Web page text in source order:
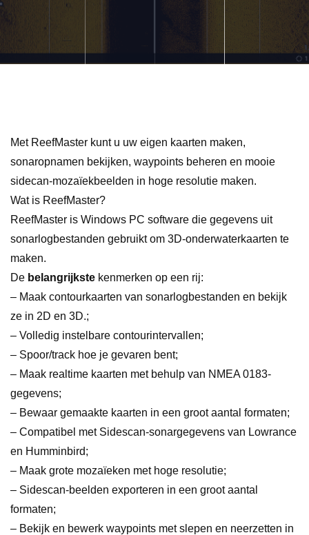
Met ReefMaster kunt u uw eigen kaarten maken,
sonaropnamen bekijken, waypoints beheren en mooie
sidecan-mozaïekbeelden in hoge resolutie maken.
Wat is ReefMaster?
ReefMaster is Windows PC software die gegevens uit
sonarlogbestanden gebruikt om 3D-onderwaterkaarten te
maken.
De belangrijkste kenmerken op een rij:
– Maak contourkaarten van sonarlogbestanden en bekijk
ze in 2D en 3D.;
– Volledig instelbare contourintervallen;
– Spoor/track hoe je gevaren bent;
– Maak realtime kaarten met behulp van NMEA 0183-
gegevens;
– Bewaar gemaakte kaarten in een groot aantal formaten;
– Compatibel met Sidescan-sonargegevens van Lowrance
en Humminbird;
– Maak grote mozaïeken met hoge resolutie;
– Sidescan-beelden exporteren in een groot aantal
formaten;
– Bekijk en bewerk waypoints met slepen en neerzetten in